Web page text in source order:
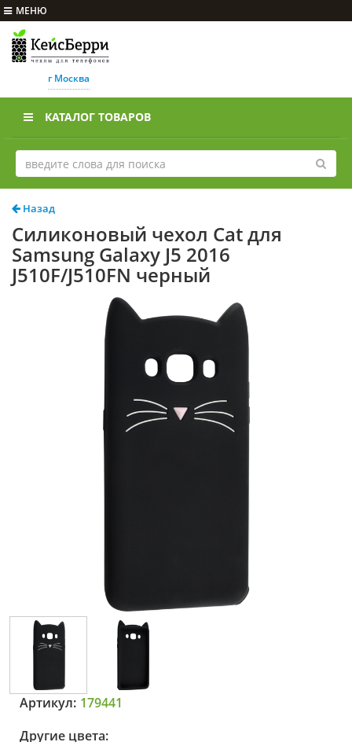
МЕНЮ
г Москва
КАТАЛОГ ТОВАРОВ
Назад
Силиконовый чехол Cat для
Samsung Galaxy J5 2016
J510F/J510FN черный
Артикул: 179441
Другие цвета: